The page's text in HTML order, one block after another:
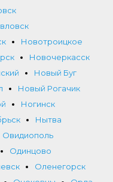
Новотроицкое
Новочеркасск
Новый Буг
Новый Рогачик
Ногинск
Нытва
Овидиополь
Одинцово
Оленегорск